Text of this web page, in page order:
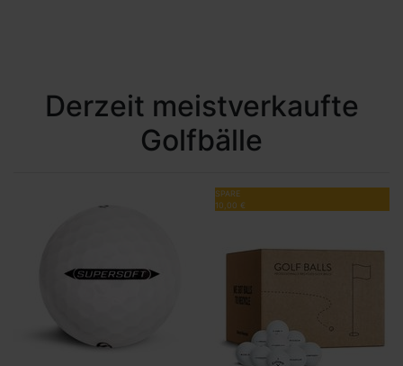
Derzeit meistverkaufte
Golfbälle
SPARE
10,00 €